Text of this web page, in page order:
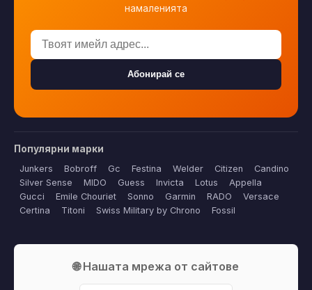
намаленията
Абонирай се
Популярни марки
Junkers Bobroff Gc Festina Welder Citizen
Candino
Silver Sense
MIDO Guess Invicta Lotus
Appella
Gucci
Emile Chouriet Sonno Garmin RADO
Versace
Certina
Titoni Swiss Military by Chrono Fossil
🌐 Нашата мрежа от сайтове